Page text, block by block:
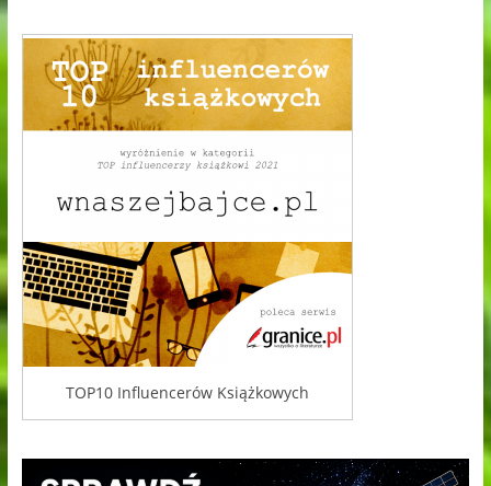
TOP10 Influencerów Książkowych